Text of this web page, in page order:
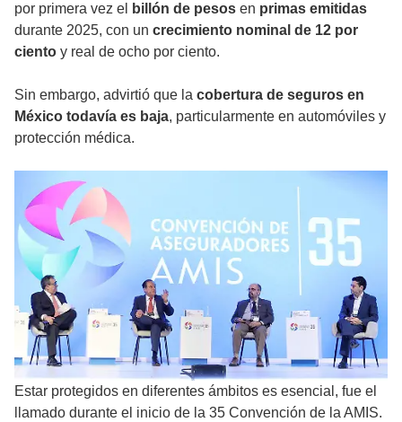
por primera vez el
billón de pesos en primas emitidas
durante 2025, con un crecimiento nominal de 12 por
ciento y real de ocho por ciento.
Sin embargo, advirtió que la cobertura de seguros en
México todavía es baja, particularmente en automóviles y
protección médica.
Estar protegidos en diferentes ámbitos es esencial, fue el
llamado durante el inicio de la 35 Convención de la AMIS.